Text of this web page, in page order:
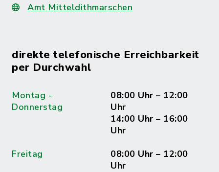
Amt Mitteldithmarschen
direkte telefonische Erreichbarkeit
per Durchwahl
Montag -
Donnerstag
08:00 Uhr – 12:00
Uhr
14:00 Uhr – 16:00
Uhr
Freitag
08:00 Uhr – 12:00
Uhr